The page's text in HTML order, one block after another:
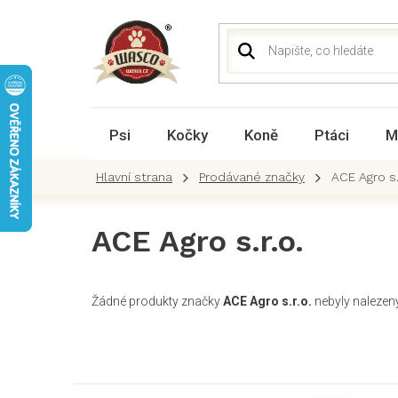
Psi Kočky Koně Ptáci
Prodávané značky ACE Agro
ACE Agro s.r.o.
Žádné produkty značkyACE Agro s.r.o. nebyly